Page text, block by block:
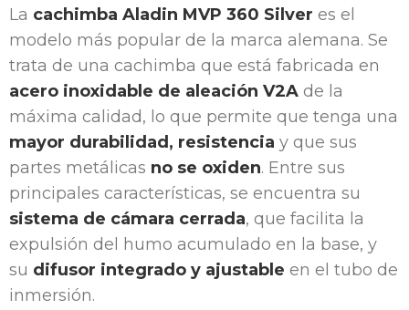
La cachimba Aladin MVP 360 Silver es el
modelo más popular de la marca alemana. Se
trata de una cachimba que está fabricada en
acero inoxidable de aleación V2A de la
máxima calidad, lo que permite que tenga una
mayor durabilidad, resistencia y que sus
partes metálicas no se oxiden. Entre sus
principales características, se encuentra su
sistema de cámara cerrada, que facilita la
expulsión del humo acumulado en la base, y
su difusor integrado y ajustable en el tubo de
inmersión.